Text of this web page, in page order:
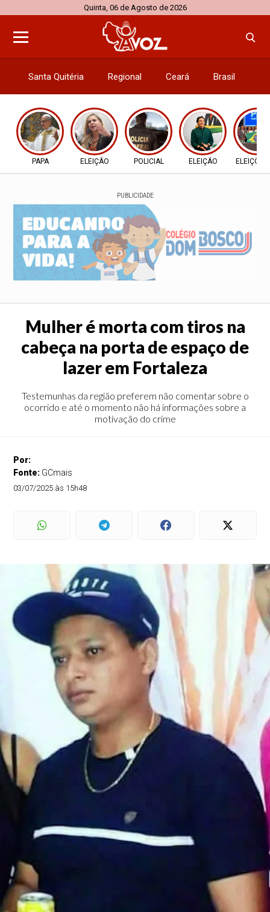
Quinta, 06 de Agosto de 2026
Santa Quitéria Regional Ceará Brasil
PAPA ELEIÇÃO POLICIAL ELEIÇÃO
PUBLICIDADE
Mulher é morta com tiros na
cabeça na porta de espaço de
lazer em Fortaleza
Testemunhas da região preferem não comentar sobre o
ocorrido e até o momento não há informações sobre a
motivação do crime
Por:
Fonte: GCmais
03/07/2025 às 15h48